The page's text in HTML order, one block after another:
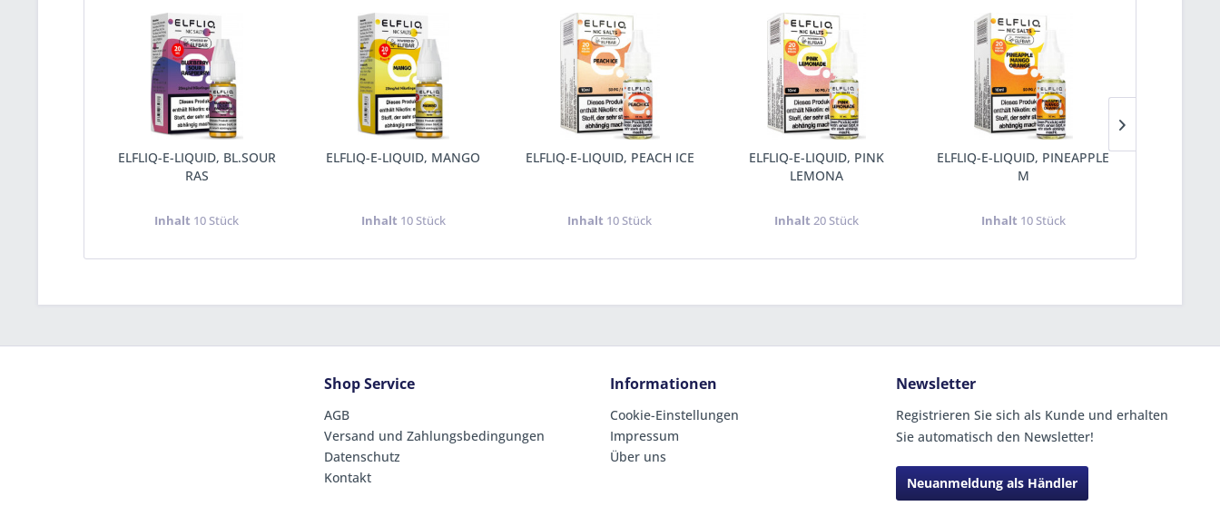
ELFLIQ-E-LIQUID, BL.SOUR
RAS
Inhalt 10 Stück
ELFLIQ-E-LIQUID, MANGO
Inhalt 10 Stück
ELFLIQ-E-LIQUID, PEACH ICE
Inhalt 10 Stück
ELFLIQ-E-LIQUID, PINK
LEMONA
Inhalt 20 Stück
ELFLIQ-E-LIQUID, PINEAPPLE
M
Inhalt 10 Stück
Shop Service
AGB
Versand und Zahlungsbedingungen
Datenschutz
Kontakt
Informationen
Cookie-Einstellungen
Impressum
Über uns
Newsletter
Registrieren Sie sich als Kunde und erhalten
Sie automatisch den Newsletter!
Neuanmeldung als Händler